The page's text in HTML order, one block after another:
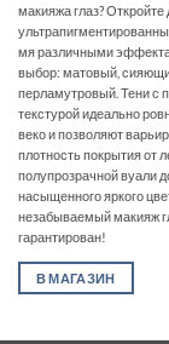
макияжа глаз? Откройте
мя различными
выбор: матовый,
перламутровый. Тени с
текстурой идеально
веко и позволяют
плотность покрытия от
полупрозрачной вуали
насыщенного яркого
незабываемый макияж
гарантирован!
В МАГАЗИН